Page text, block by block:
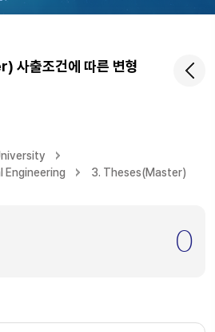
사출조건에 따른 변형
Engineering
3. Theses(Master)
0